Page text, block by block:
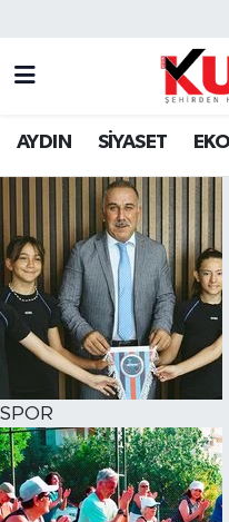
AYDIN SİYASET
SPOR